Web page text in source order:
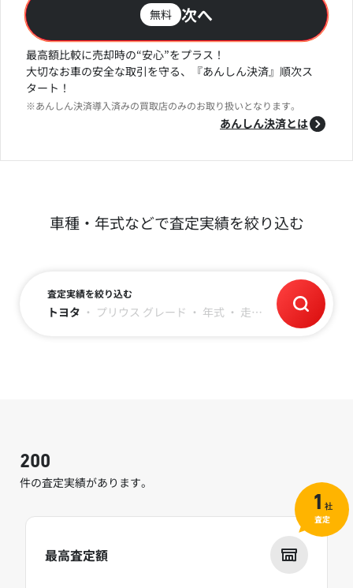
無料 次へ
最高額比較に売却時の“安心”をプラス！
大切なお車の安全な取引を守る、『あんしん決済』順次ス
タート！
※あんしん決済導入済みの買取店のみのお取り扱いとなります。
あんしん決済とは
車種・年式などで査定実績を絞り込む
査定実績を絞り込む
トヨタ ・ プリウス グレード ・ 年式 ・ 走行距離
200
件の査定実績があります。
最高査定額
1 社
査定